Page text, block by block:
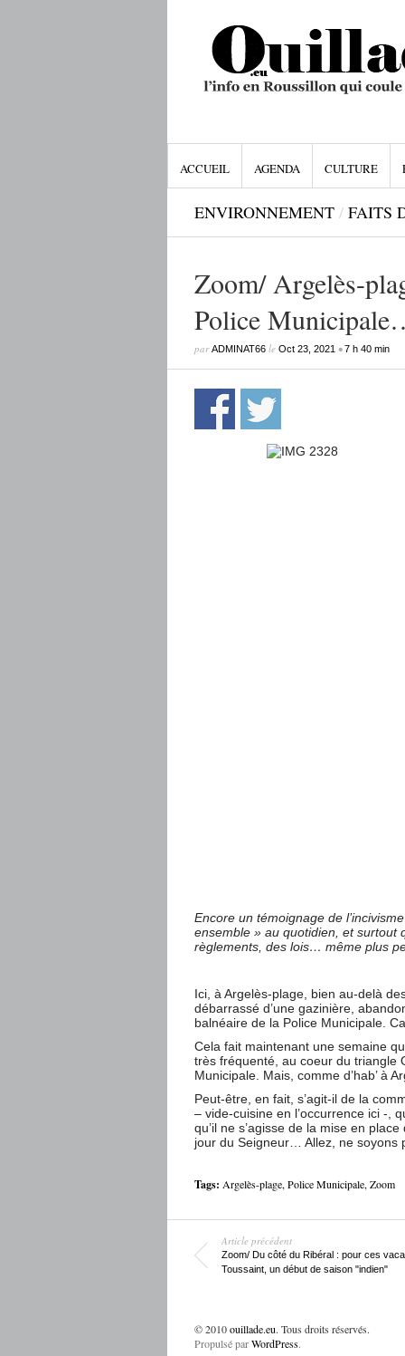
ACCUEIL AGENDA CULTURE
ENVIRONNEMENT / FAITS
Zoom/ Argelès-
Police
parADMINAT66le Oct 23, 2021•7 h 40 min
Encore un témoignage de
ensemble » au quotidien, et surtout
règlements, des lois… même plus
Ici, à Argelès-plage, bien au-delà
débarrassé d’une gazinière,
balnéaire de la Police Municipale.
Cela fait maintenant une semaine
très fréquenté, au coeur du triangle
Municipale. Mais, comme d’hab’ à
Peut-être, en fait, s’agit-il de la
– vide-cuisine en l’occurrence ici -,
qu’il ne s’agisse de la mise en place
jour du Seigneur… Allez, ne soyons
Tags: Argelès-plage, Police Municipale, Zoom
Article précédent
Zoom/ Du côté du Ribéral : pour ces
Toussaint, un début de saison "indien"
© 2010ouillade.eu. Tous droits réservés.
Propulsé parWordPress.